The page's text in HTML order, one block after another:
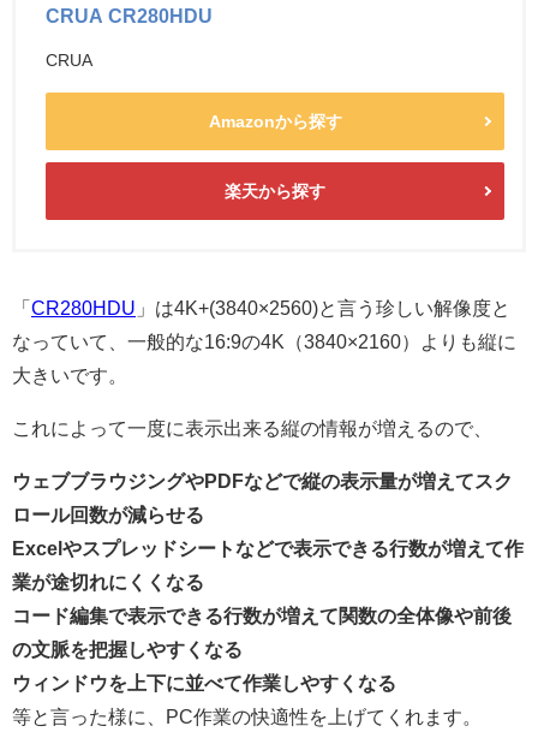
CRUA CR280HDU
CRUA
Amazonから探す
楽天から探す
「 CR280HDU 」は4K+(3840×2560)と言う珍しい解像度と
なっていて、一般的な16:9の4K（3840×2160）よりも縦に
大きいです。
これによって一度に表示出来る縦の情報が増えるので、
ウェブブラウジングやPDFなどで縦の表示量が増えてスク
ロール回数が減らせる
Excelやスプレッドシートなどで表示できる行数が増えて作
業が途切れにくくなる
コード編集で表示できる行数が増えて関数の全体像や前後
の文脈を把握しやすくなる
ウィンドウを上下に並べて作業しやすくなる
等と言った様に、PC作業の快適性を上げてくれます。